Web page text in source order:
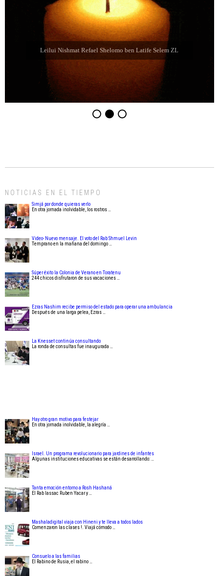
Leilui Nishmat Refael Shelomo ben Latife Selem ZL
NOTICIAS EN EL TIEMPO
Simjá por donde quieras verlo
En otra jornada inolvidable, los rostros …
Video- Nuevo mensaje. El voto del Rab Shmuel Levin
Temprano en la mañana del domingo …
Súper éxito la Colonia de Verano en Toratenu
244 chicos disfrutaron de sus vacaciones …
Ezras Nashim recibe permiso del estado para operar una ambulancia
Después de una larga pelea, Ezras …
La Knesset continúa consultando
La ronda de consultas fue inaugurada …
Hay otro gran motivo para festejar
En otra jornada inolvidable, la alegría …
Israel. Un programa revolucionario para jardines de infantes
Algunas instituciones educativas se están desarrollando: …
Tanta emoción entorno a Rosh Hashaná
El Rab Iassac Ruben Yacar y …
Mashaladigital viaja con Hineni y te lleva a todos lados
Comenzaron las clases !. Viajá cómodo …
Consuelo a las familias
El Rabino de Rusia, el rabino …